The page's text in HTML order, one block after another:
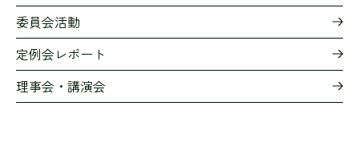
委員会活動
定例会レポート
理事会・講演会